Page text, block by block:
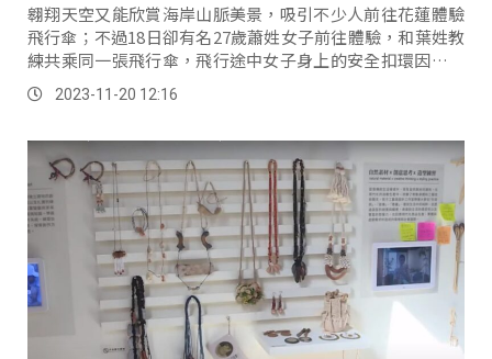
翱翔天空又能欣賞海岸山脈美景，吸引不少人前往花蓮體驗
飛行傘；不過18日卻有名27歲蕭姓女子前往體驗，和葉姓教
練共乘同一張飛行傘，飛行途中女子身上的安全扣環因不明
原因脫落，女子直接從10公尺高空重摔在地、不幸身亡。
2023-11-20 12:16